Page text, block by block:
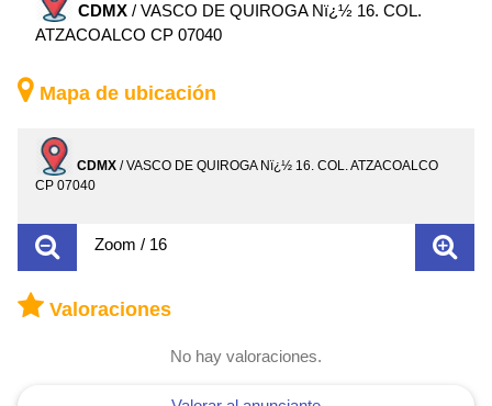
CDMX / VASCO DE QUIROGA Nï¿½ 16. COL.
ATZACOALCO CP 07040
Mapa de ubicación
CDMX / VASCO DE QUIROGA Nï¿½ 16. COL. ATZACOALCO
CP 07040
Zoom / 16
Valoraciones
No hay valoraciones.